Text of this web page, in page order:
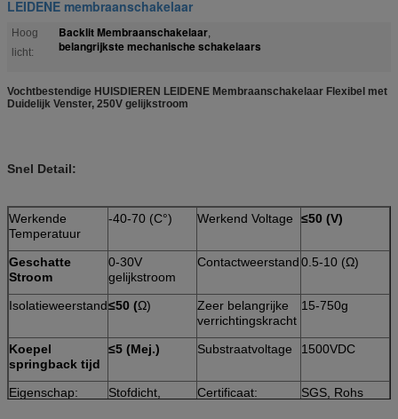
LEIDENE membraanschakelaar
Hoog
licht:
Backlit Membraanschakelaar,
belangrijkste mechanische schakelaars
Vochtbestendige HUISDIEREN LEIDENE Membraanschakelaar Flexibel met
Duidelijk Venster, 250V gelijkstroom
Snel Detail:
Werkende
Temperatuur
-40-70 (C°) Werkend Voltage ≤50 (V)
Geschatte
Stroom
0-30V
gelijkstroom
Contactweerstand0.5-10 (Ω)
Isolatieweerstand≤50 (Ω)
Zeer belangrijke
verrichtingskracht
15-750g
Koepel
springback tijd
≤5 (Mej.) Substraatvoltage 1500VDC
Eigenschap:
Stofdicht,
Certificaat: SGS, Rohs